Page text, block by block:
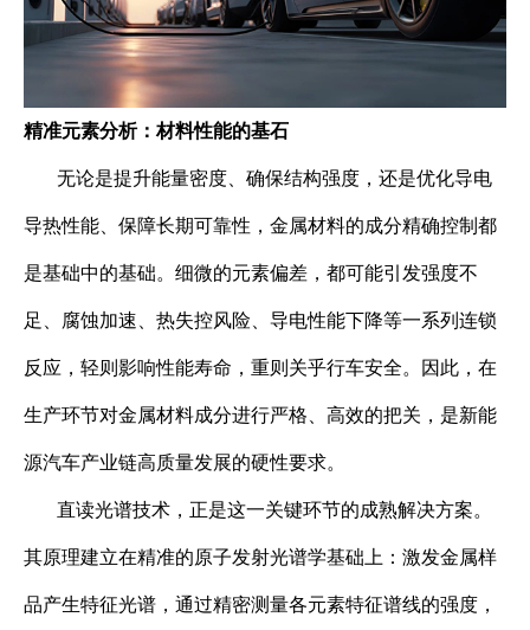
精准元素分析：材料性能的基石
无论是提升能量密度、确保结构强度，还是优化导电
导热性能、保障长期可靠性，金属材料的成分精确控制都
是基础中的基础。细微的元素偏差，都可能引发强度不
足、腐蚀加速、热失控风险、导电性能下降等一系列连锁
反应，轻则影响性能寿命，重则关乎行车安全。因此，在
生产环节对金属材料成分进行严格、高效的把关，是新能
源汽车产业链高质量发展的硬性要求。
直读光谱技术，正是这一关键环节的成熟解决方案。
其原理建立在精准的原子发射光谱学基础上：激发金属样
品产生特征光谱，通过精密测量各元素特征谱线的强度，